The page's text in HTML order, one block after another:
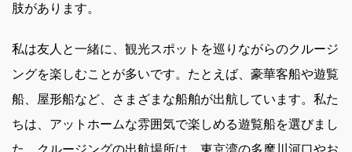
肢があります。
私は友人と一緒に、観光スポットを巡りながらのクルージ
ングを楽しむことが多いです。たとえば、豪華客船や遊覧
船、屋形船など、さまざまな船舶が出航しています。私た
ちは、アットホームな雰囲気で楽しめる遊覧船を選びまし